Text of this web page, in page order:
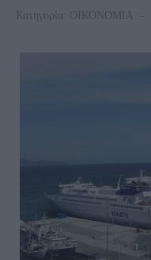
Κατηγορία: ΟΙΚΟΝΟΜΙΑ